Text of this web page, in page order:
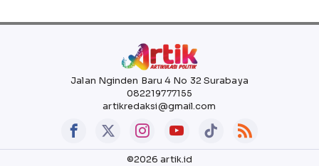
Jalan Nginden Baru 4 No 32 Surabaya
082219777155
artikredaksi@gmail.com
©2026 artik.id